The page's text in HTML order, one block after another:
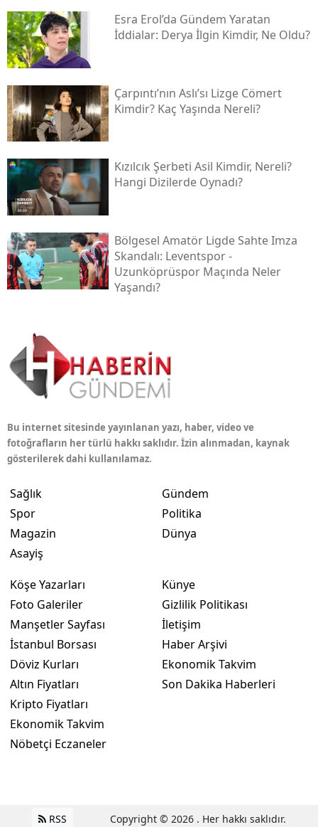
Esra Erol’da Gündem Yaratan
İddialar: Derya İlgin Kimdir, Ne Oldu?
Çarpıntı’nın Aslı’sı Lizge Cömert
Kimdir? Kaç Yaşında Nereli?
Kızılcık Şerbeti Asil Kimdir, Nereli?
Hangi Dizilerde Oynadı?
Bölgesel Amatör Ligde Sahte Imza
Skandalı: Leventspor -
Uzunköprüspor Maçında Neler
Yaşandı?
Bu internet sitesinde yayınlanan yazı, haber, video ve
fotoğrafların her türlü hakkı saklıdır. İzin alınmadan, kaynak
gösterilerek dahi kullanılamaz.
Sağlık
Spor
Magazin
Asayiş
Gündem
Politika
Dünya
Köşe Yazarları
Foto Galeriler
Manşetler Sayfası
İstanbul Borsası
Döviz Kurları
Altın Fiyatları
Kripto Fiyatları
Ekonomik Takvim
Nöbetçi Eczaneler
Künye
Gizlilik Politikası
İletişim
Haber Arşivi
Ekonomik Takvim
Son Dakika Haberleri
RSS Copyright © 2026 . Her hakkı saklıdır.